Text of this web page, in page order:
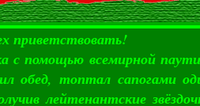
приветствовать!
всемирной
обед, топтал сапогами
лейтенантские